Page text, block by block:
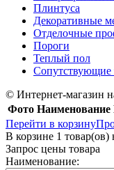
Плинтуса
Декоративные
Отделочные
Пороги
Теплый пол
Сопутствующие
© Интернет-магазин
Фото Наименование
Перейти в корзину
В корзине 1 товар(ов)
Запрос цены товара
Наименование: